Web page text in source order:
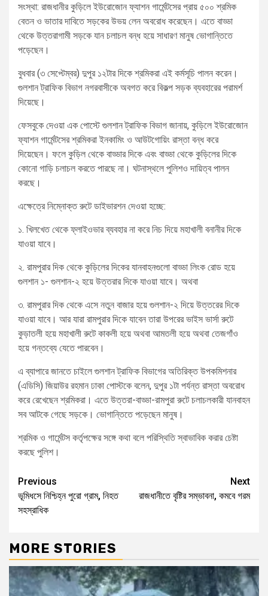
সংস্থা: রাজধানীর কুড়িলে ইউরোজোন ফ্যাশন গার্মেন্টসের প্রায় ৫০০ শ্রমিক
বেতন ও ভাতার দাবিতে সড়কের উভয় লেন অবরোধ করেছেন। এতে বাড্ডা
থেকে উত্তরাগামী সড়কে যান চলাচল বন্ধ হয়ে সাধারণ মানুষ ভোগান্তিতে
পড়েছেন।
বুধবার (৩ সেপ্টেম্বর) দুপুর ১২টার দিকে শ্রমিকরা এই কর্মসূচি পালন করেন।
গুলশান ট্রাফিক বিভাগ নগরবাসীকে অবগত করে বিকল্প সড়ক ব্যবহারের পরামর্শ
দিয়েছে।
ফেসবুকে দেওয়া এক পোস্টে গুলশান ট্রাফিক বিভাগ জানায়, কুড়িলে ইউরোজোন
ফ্যাশন গার্মেন্টসের শ্রমিকরা ইনকামিং ও আউটগোয়িং রাস্তা বন্ধ করে
দিয়েছেন। ফলে কুড়িল থেকে বাড্ডার দিকে এবং বাড্ডা থেকে কুড়িলের দিকে
কোনো গাড়ি চলাচল করতে পারছে না। ঘটনাস্থলে পুলিশও দায়িত্ব পালন
করছে।
এক্ষেত্রে নিম্নোক্ত রুটে ডাইভারশন দেওয়া হচ্ছে:
১. খিলখেত থেকে ফ্লাইওভার ব্যবহার না করে নিচ দিয়ে মহাখালী বনানীর দিকে
যাওয়া যাবে।
২. রামপুরার দিক থেকে কুড়িলের দিকের যানবাহনগুলো বাড্ডা লিংক রোড হয়ে
গুলশান ১- গুলশান-২ হয়ে উত্তরার দিকে যাওয়া যাবে। অথবা
৩. রামপুরার দিক থেকে এসে নতুন বাজার হয়ে গুলশান-২ দিয়ে উত্তরের দিকে
যাওয়া যাবে। আর যারা রামপুরার দিকে যাবেন তারা উপরের ভাইস ভার্সা রুটে
কুড়াতলী হয়ে মহাখালী রুটে কাকলী হয়ে অথবা আমতলী হয়ে অথবা তেজগাঁও
হয়ে গন্তব্যে যেতে পারবেন।
এ ব্যাপারে জানতে চাইলে গুলশান ট্রাফিক বিভাগের অতিরিক্ত উপকমিশনার
(এডিসি) জিয়াউর রহমান ঢাকা পোস্টকে বলেন, দুপুর ১টা পর্যন্ত রাস্তা অবরোধ
করে রেখেছেন শ্রমিকরা। এতে উত্তরা-বাড্ডা-রামপুরা রুটে চলাচলকারী যানবাহন
সব আটকে গেছে সড়কে। ভোগান্তিতে পড়েছেন মানুষ।
শ্রমিক ও গার্মেন্টস কর্তৃপক্ষের সঙ্গে কথা বলে পরিস্থিতি স্বাভাবিক করার চেষ্টা
করছে পুলিশ।
Previous
ভূমিধসে নিশ্চিহ্ন পুরো গ্রাম, নিহত
সহস্রাধিক
Next
রাজধানীতে বৃষ্টির সম্ভাবনা, কমবে গরম
MORE STORIES